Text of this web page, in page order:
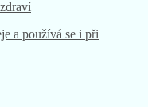
a používá se i při